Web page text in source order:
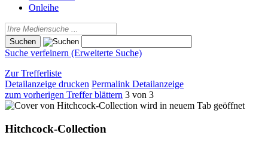
Onleihe
Suche verfeinern (Erweiterte Suche)
Zur Trefferliste
Detailanzeige drucken Permalink Detailanzeige
zum vorherigen Treffer blättern 3 von 3
wird in neuem Tab geöffnet
Hitchcock-Collection